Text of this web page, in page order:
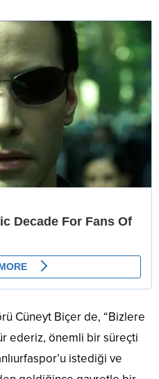
Cüneyt Biçer de, “Bizlere
ederiz, önemli bir süreçti
istediği ve